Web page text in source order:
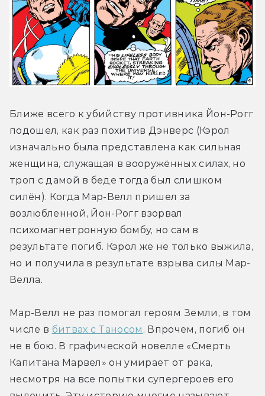
Ближе всего к убийству противника Йон-Рогг
подошел, как раз похитив Дэнверс (Кэрол
изначально была представлена как сильная
женщина, служащая в вооружённых силах, но
троп с дамой в беде тогда был слишком
силён). Когда Мар-Велл пришел за
возлюбленной, Йон-Рогг взорвал
психомагнетронную бомбу, но сам в
результате погиб. Кэрол же не только выжила,
но и получила в результате взрыва силы Мар-
Велла.
Мар-Велл не раз помогал героям Земли, в том
числе в битвах с Таносом . Впрочем, погиб он
не в бою. В графической новелле «Смерть
Капитана Марвел» он умирает от рака,
несмотря на все попытки супергероев его